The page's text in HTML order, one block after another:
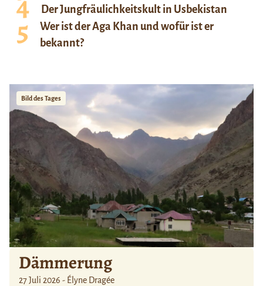
Der Jungfräulichkeitskult in Usbekistan
Wer ist der Aga Khan und wofür ist er
bekannt?
Bild des Tages
Dämmerung
27 Juli 2026 - Élyne Dragée